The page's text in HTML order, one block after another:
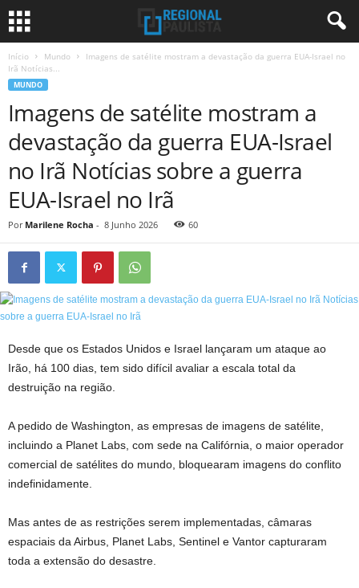
Início Mundo
Imagens de satélite mostram a devastação da guerra EUA-Israel no
Irã Notícias...
MUNDO
Imagens de satélite mostram a
devastação da guerra EUA-Israel
no Irã Notícias sobre a guerra
EUA-Israel no Irã
Por Marilene Rocha - 8 Junho 2026 60
Desde que os Estados Unidos e Israel lançaram um ataque ao
Irão, há 100 dias, tem sido difícil avaliar a escala total da
destruição na região.
A pedido de Washington, as empresas de imagens de satélite,
incluindo a Planet Labs, com sede na Califórnia, o maior operador
comercial de satélites do mundo, bloquearam imagens do conflito
indefinidamente.
Mas antes de as restrições serem implementadas, câmaras
espaciais da Airbus, Planet Labs, Sentinel e Vantor capturaram
toda a extensão do desastre.